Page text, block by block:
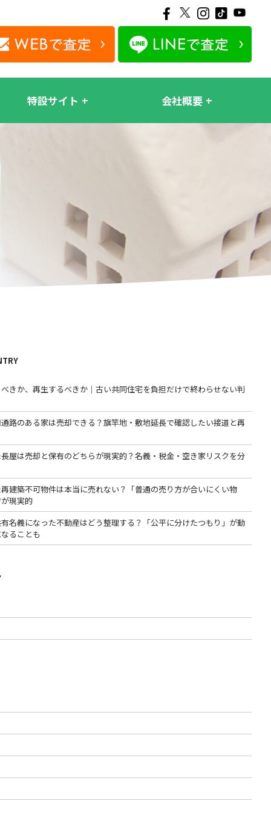
特設サイト 会社概要
きか、再生するべきか｜古い共同住宅を負担だけで終わらせない判
通路のある家は売却できる？旗竿地・敷地延長で確認したい接道と再
屋は売却と保有のどちらが現実的？名義・税金・空き家リスクを分
建築不可物件は本当に売れない？「普通の売り方が合いにくい物
現実的
名義になった不動産はどう整理する？「公平に分けたつもり」が動
ることも